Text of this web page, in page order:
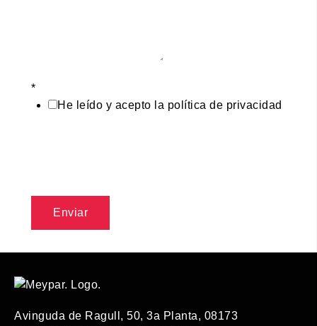
*
He leído y acepto la política de privacidad
Avinguda de Ragull, 50, 3a Planta, 08173